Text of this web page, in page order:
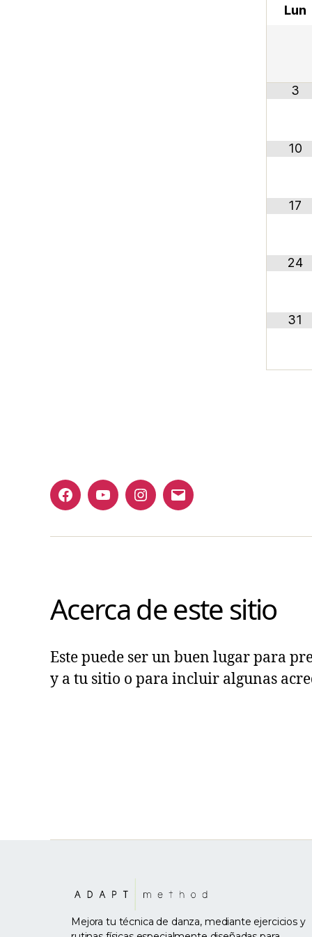
Lun
3
10
17
24
31
Acerca de este sitio
Este puede ser un buen lugar para
y a tu sitio o para incluir algunas
Mejora tu técnica de danza, mediante ejercicios y